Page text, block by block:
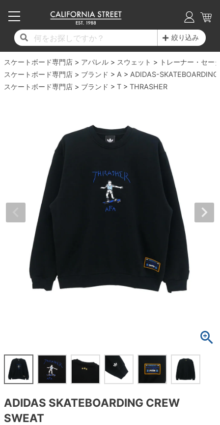
絞り込み
スケートボード専門店 アパレル スウェット
トレーナー・セー
スケートボード専門店
ブランド A
ADIDAS-SKATEBOARDING
スケートボード専門店
ブランド T THRASHER
ADIDAS SKATEBOARDING CREW
SWEAT
17時までのご注文は当日発送！
11,000円以上で送料無料！
毎月1日はポイント5倍！10日と20日は3倍！
コンプリートセット（完成品）
17時までのご注文は当日発送！
11,000円以上で送料無料！
毎月1日はポイント5倍！10日と20日は3倍！
デッキ新着一覧
サイズからデッキを選ぶ
子供用デッキ
7.0inch以下
7.2inch
7.9inch
8.0inch
8.1inch
8.4inch
8.6inch
17時までのご注文は当日発送！
11,000円以上で送料無料！
毎月1日はポイント5倍！10日と20日は3倍！
トラック新着一覧
適合デッキサイズから選ぶ
7.0inch以下
7.2inch
7.3inch
8.0inch
8.1inch
8.2inch
8.5inch
8.7inch
ウィール
17時までのご注文は当日発送！
11,000円以上で送料無料！
毎月1日はポイント5倍！10日と20日は3倍！
ウィール新着一覧
ウィールをサイズから選ぶ
50mm
51mm
52mm
59mm
60mm
64mm
70mm
スピットファイヤー F4（フォーミュラフォ
ボーンズ XF（エックスフォーミュラ）
ボーンズ STF（エスティーエフ）
パウエルペラルタ DF（ドラゴンフォーミュ
ソフトウィール（クルーザー）
ベアリング
デッキテープ
ボルト
パーツ・その他
足回りセット（トラック・ウィールセット）
スケートケース・バッグ
17時までのご注文は当日発送！
11,000円以上で送料無料！
毎月1日はポイント5倍！10日と20日は3倍！
シューズ新着一覧
シューズをサイズから選ぶ
20cm
21cm
22cm
25.5cm
27.5cm
28.5cm
インソール
シューレース・その他
17時までのご注文は当日発送！
11,000円以上で送料無料！
毎月1日はポイント5倍！10日と20日は3倍！
Tシャツ
パーカー
トレーナー・セーター
パンツ
ショーツ
長袖ボタンシャツ
7分袖シャツ・ラグラン
ソックス
サイズの測り方
17時までのご注文は当日発送！
11,000円以上で送料無料！
毎月1日はポイント5倍！10日と20日は3倍！
最新ブログ一覧
17時までのご注文は当日発送！
11,000円以上で送料無料！
毎月1日はポイント5倍！10日と20日は3倍！
初心者の方へ
スタッフおすすめアイテム
ブランド紹介
スケートパーク情報
17時までのご注文は当日発送！
11,000円以上で送料無料！
毎月1日はポイント5倍！10日と20日は3倍！
店舗情報
カリフォルニアストリートの歴史
プライバシーポリシー
特定商取引法に基づく表記